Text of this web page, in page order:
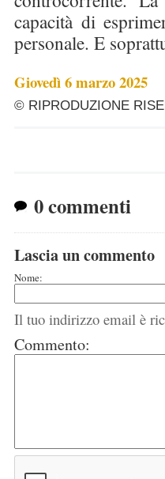
capacità di
personale. E
Giovedì 6 marzo 2025
© RIPRODUZIONE
0 commenti
Lascia un commento
Nome:
Il tuo indirizzo email è
Commento: